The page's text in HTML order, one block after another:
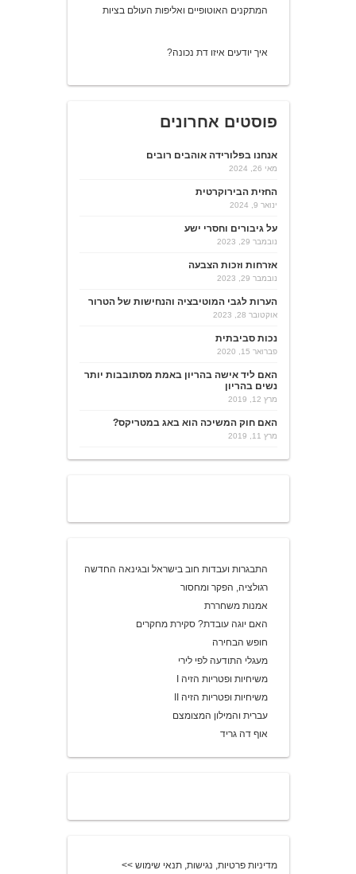
המתקנים האוטופיים ואליפות העולם בציות
איך יודעים איזו דת נכונה?
פוסטים אחרונים
אנחנו בפלורידה אוהבים רובים
מאי 26, 2024
החזית הבירוקרטית
ינואר 9, 2024
על גיבורים וחסרי ישע
נובמבר 29, 2023
אזרחות וזכות הצבעה
נובמבר 29, 2023
הערות לגבי המוטיבציה והנחישות של הטרור
אוקטובר 28, 2023
נכות סביבתית
פברואר 15, 2020
האם ליד אישה בהריון באמת מסתובבות יותר
נשים בהריון
מרץ 12, 2019
האם חוק המשיכה הוא באג במטריקס?
מרץ 11, 2019
התבגרות ועבדות חוב בישראל ובגינאה החדשה
רגולציה, הפקר ומחסור
אמנות משחררת
האם יוגה עובדת? סקירת מחקרים
חופש הבחירה
מעגלי התודעה לפי לירי
משיחיות ופטריות הזיה I
משיחיות ופטריות הזיה II
עברית והמילון המצומצם
אוף דה גריד
מדיניות פרטיות, נגישות, תנאי שימוש >>